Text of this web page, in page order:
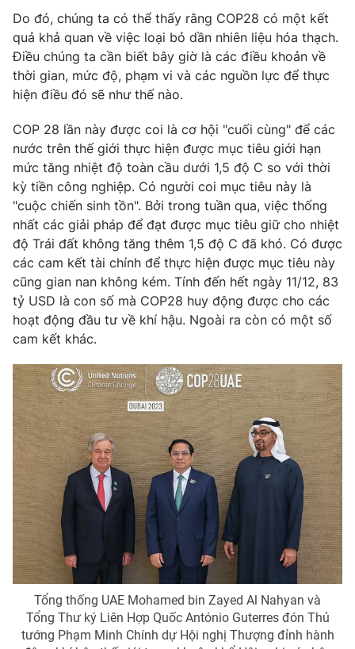
Do đó, chúng ta có thể thấy rằng COP28 có một kết
quả khả quan về việc loại bỏ dần nhiên liệu hóa thạch.
Điều chúng ta cần biết bây giờ là các điều khoản về
thời gian, mức độ, phạm vi và các nguồn lực để thực
hiện điều đó sẽ như thế nào.
COP 28 lần này được coi là cơ hội "cuối cùng" để các
nước trên thế giới thực hiện được mục tiêu giới hạn
mức tăng nhiệt độ toàn cầu dưới 1,5 độ C so với thời
kỳ tiền công nghiệp. Có người coi mục tiêu này là
"cuộc chiến sinh tồn". Bởi trong tuần qua, việc thống
nhất các giải pháp để đạt được mục tiêu giữ cho nhiệt
độ Trái đất không tăng thêm 1,5 độ C đã khó. Có được
các cam kết tài chính để thực hiện được mục tiêu này
cũng gian nan không kém. Tính đến hết ngày 11/12, 83
tỷ USD là con số mà COP28 huy động được cho các
hoạt động đầu tư về khí hậu. Ngoài ra còn có một số
cam kết khác.
Tổng thống UAE Mohamed bin Zayed Al Nahyan và
Tổng Thư ký Liên Hợp Quốc António Guterres đón Thủ
tướng Phạm Minh Chính dự Hội nghị Thượng đỉnh hành